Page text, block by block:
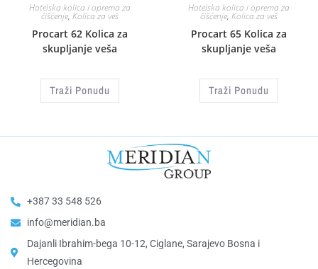
Hotelska kolica i oprema za
čišćenje, Kolica za veš
Procart 62 Kolica za
skupljanje veša
Traži Ponudu
Hotelska kolica i oprema za
čišćenje, Kolica za veš
Procart 65 Kolica za
skupljanje veša
Traži Ponudu
+387 33 548 526
info@meridian.ba
Dajanli Ibrahim-bega 10-12, Ciglane, Sarajevo Bosna i
Hercegovina​